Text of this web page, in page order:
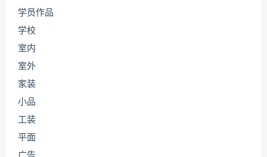
学员作品
学校
室内
室外
家装
小品
工装
平面